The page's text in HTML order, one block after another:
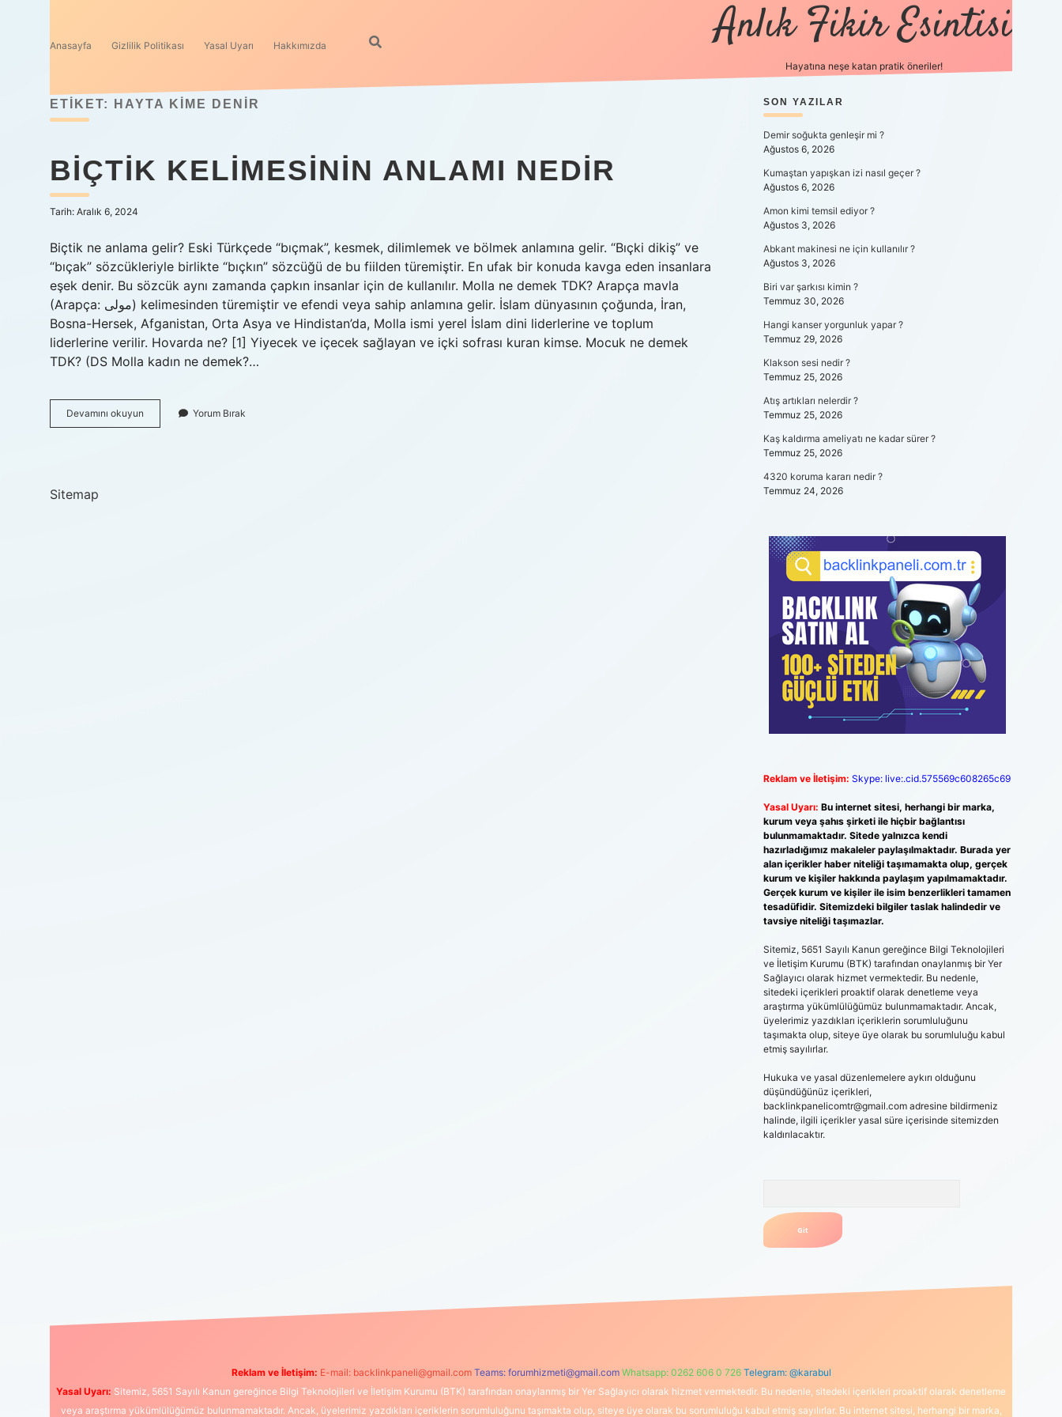
Anasayfa Gizlilik Politikası Yasal Uyarı Hakkımızda Anlık Fikir Esintisi
Hayatına neşe katan pratik öneriler!
ETIKET: HAYTA KIME DENIR
BIÇTIK KELIMESININ ANLAMI NEDIR
Tarih: Aralık 6, 2024
Biçtik ne anlama gelir? Eski Türkçede “bıçmak”, kesmek, dilimlemek ve bölmek anlamına gelir. “Bıçki dikiş” ve
“bıçak” sözcükleriyle birlikte “bıçkın” sözcüğü de bu fiilden türemiştir. En ufak bir konuda kavga eden insanlara
eşek denir. Bu sözcük aynı zamanda çapkın insanlar için de kullanılır. Molla ne demek TDK? Arapça mavla
(Arapça: مولی) kelimesinden türemiştir ve efendi veya sahip anlamına gelir. İslam dünyasının çoğunda, İran,
Bosna-Hersek, Afganistan, Orta Asya ve Hindistan’da, Molla ismi yerel İslam dini liderlerine ve toplum
liderlerine verilir. Hovarda ne? [1] Yiyecek ve içecek sağlayan ve içki sofrası kuran kimse. Mocuk ne demek
TDK? (DS Molla kadın ne demek?…
Devamını okuyun
Kelimesinin
Yorum Bırak
Sitemap
SIDEBAR
SON YAZILAR
Demir soğukta genleşir mi ?
Ağustos 6, 2026
Kumaştan yapışkan izi nasıl geçer ?
Ağustos 6, 2026
Amon kimi temsil ediyor ?
Ağustos 3, 2026
Abkant makinesi ne için kullanılır ?
Ağustos 3, 2026
Biri var şarkısı kimin ?
Temmuz 30, 2026
Hangi kanser yorgunluk yapar ?
Temmuz 29, 2026
Klakson sesi nedir ?
Temmuz 25, 2026
Atış artıkları nelerdir ?
Temmuz 25, 2026
Kaş kaldırma ameliyatı ne kadar sürer ?
Temmuz 25, 2026
4320 koruma kararı nedir ?
Temmuz 24, 2026
Reklam ve İletişim: Skype: live:.cid.575569c608265c69
Yasal Uyarı: Bu internet sitesi, herhangi bir marka,
kurum veya şahıs şirketi ile hiçbir bağlantısı
bulunmamaktadır. Sitede yalnızca kendi
hazırladığımız makaleler paylaşılmaktadır. Burada yer
alan içerikler haber niteliği taşımamakta olup, gerçek
kurum ve kişiler hakkında paylaşım yapılmamaktadır.
Gerçek kurum ve kişiler ile isim benzerlikleri tamamen
tesadüfidir. Sitemizdeki bilgiler taslak halindedir ve
tavsiye niteliği taşımazlar.
Sitemiz, 5651 Sayılı Kanun gereğince Bilgi Teknolojileri
ve İletişim Kurumu (BTK) tarafından onaylanmış bir Yer
Sağlayıcı olarak hizmet vermektedir. Bu nedenle,
sitedeki içerikleri proaktif olarak denetleme veya
araştırma yükümlülüğümüz bulunmamaktadır. Ancak,
üyelerimiz yazdıkları içeriklerin sorumluluğunu
taşımakta olup, siteye üye olarak bu sorumluluğu kabul
etmiş sayılırlar.
Hukuka ve yasal düzenlemelere aykırı olduğunu
düşündüğünüz içerikleri,
backlinkpanelicomtr@gmail.comadresine bildirmeniz
halinde, ilgili içerikler yasal süre içerisinde sitemizden
kaldırılacaktır.
Reklam ve İletişim: E-mail: backlinkpaneli@gmail.com Teams: forumhizmeti@gmail.com Whatsapp: 0262 606 0 726 Telegram: @karabul
Yasal Uyarı: Sitemiz, 5651 Sayılı Kanun gereğince Bilgi Teknolojileri ve İletişim Kurumu (BTK) tarafından onaylanmış bir Yer Sağlayıcı olarak hizmet vermektedir. Bu nedenle, sitedeki içerikleri proaktif olarak denetleme
veya araştırma yükümlülüğümüz bulunmamaktadır. Ancak, üyelerimiz yazdıkları içeriklerin sorumluluğunu taşımakta olup, siteye üye olarak bu sorumluluğu kabul etmiş sayılırlar. Bu internet sitesi, herhangi bir marka,